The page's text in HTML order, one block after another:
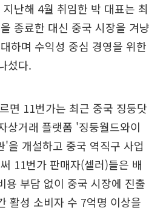
난해 4월 취임한 박 대표는 최
종료한 대신 중국 시장을 겨냥
하며 수익성 중심 경영을 위한
섰다.
면 11번가는 최근 중국 징둥닷
상거래 플랫폼 '징둥월드와이
을 개설하고 중국 역직구 사업
11번가 판매자(셀러)들은 배
용 부담 없이 중국 시장에 진출
활성 소비자 수 7억명 이상을